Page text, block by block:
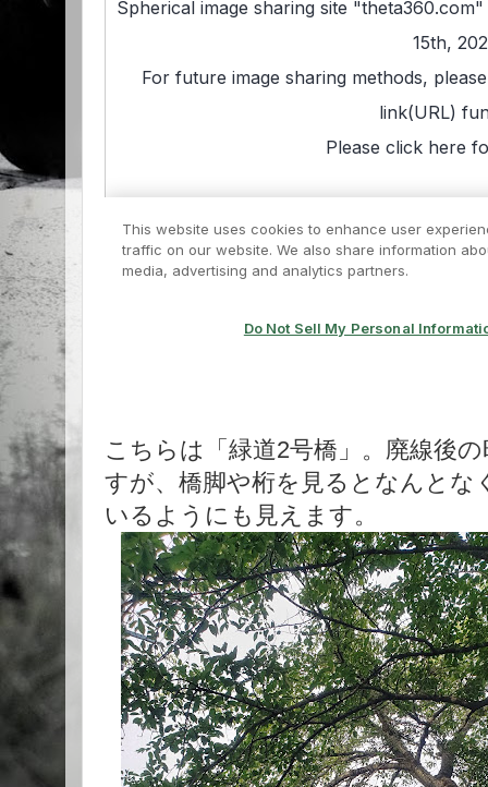
こちらは「緑道2号橋」。廃線後
すが、橋脚や桁を見るとなんとな
いるようにも見えます。